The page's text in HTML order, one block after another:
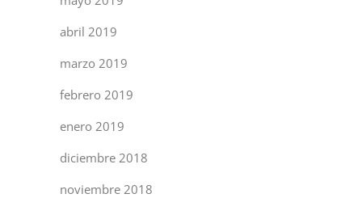
abril 2019
marzo 2019
febrero 2019
enero 2019
diciembre 2018
noviembre 2018